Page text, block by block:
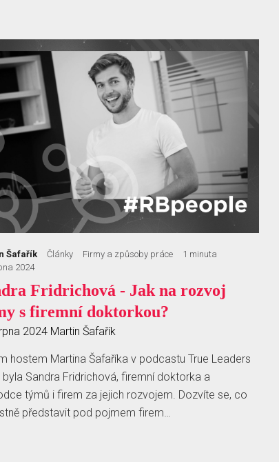
Šafařík Články Firmy a způsoby práce
1 minuta
2024
Fridrichová - Jak na rozvoj
s firemní doktorkou?
2024 Martin Šafařík
hostem Martina Šafaříka v podcastu True Leaders
byla Sandra Fridrichová, firemní doktorka a
týmů i firem za jejich rozvojem. Dozvíte se, co
představit pod pojmem firem…